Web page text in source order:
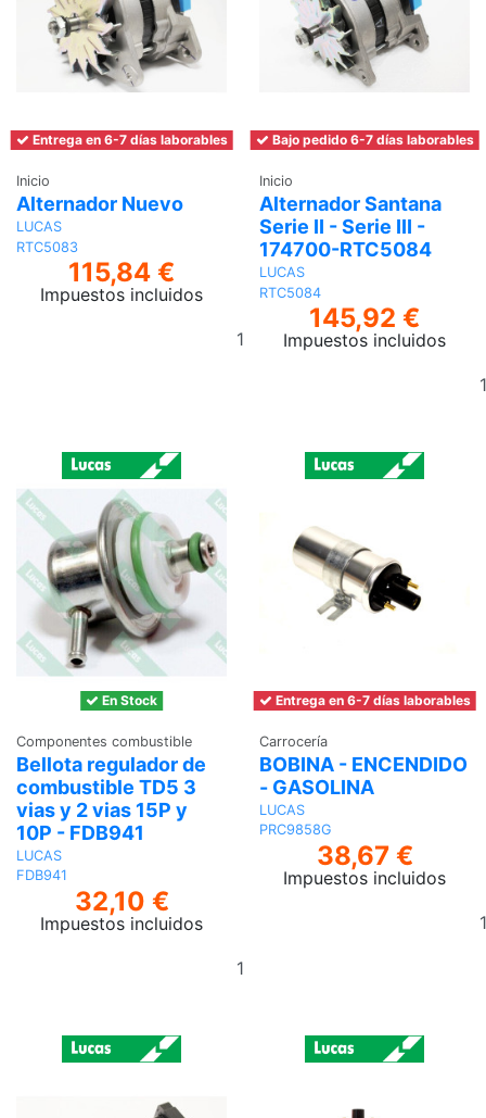
Entrega en 6-7 días laborables
Inicio
Alternador Nuevo
LUCAS
RTC5083
115,84 €
Impuestos incluidos
Añadir
al
Bajo pedido 6-7 días laborables
Inicio
Alternador Santana
Serie II - Serie III -
174700-RTC5084
LUCAS
RTC5084
145,92 €
Impuestos incluidos
En Stock
Componentes combustible
Bellota regulador de
combustible TD5 3
vias y 2 vias 15P y
10P - FDB941
LUCAS
FDB941
32,10 €
Impuestos incluidos
Entrega en 6-7 días laborables
Carrocería
BOBINA - ENCENDIDO
- GASOLINA
LUCAS
PRC9858G
38,67 €
Impuestos incluidos